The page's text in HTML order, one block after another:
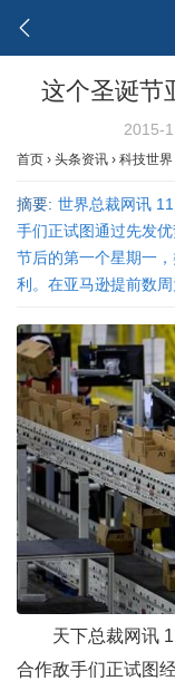
这个圣诞节
2015-
首页 › 头条资讯 › 科技世界
摘要: 世界总裁网讯
手们正试图通过先发
节后的第一个星期一
利。在亚马逊提前数周
天下总裁网讯
合作敌手们正试图